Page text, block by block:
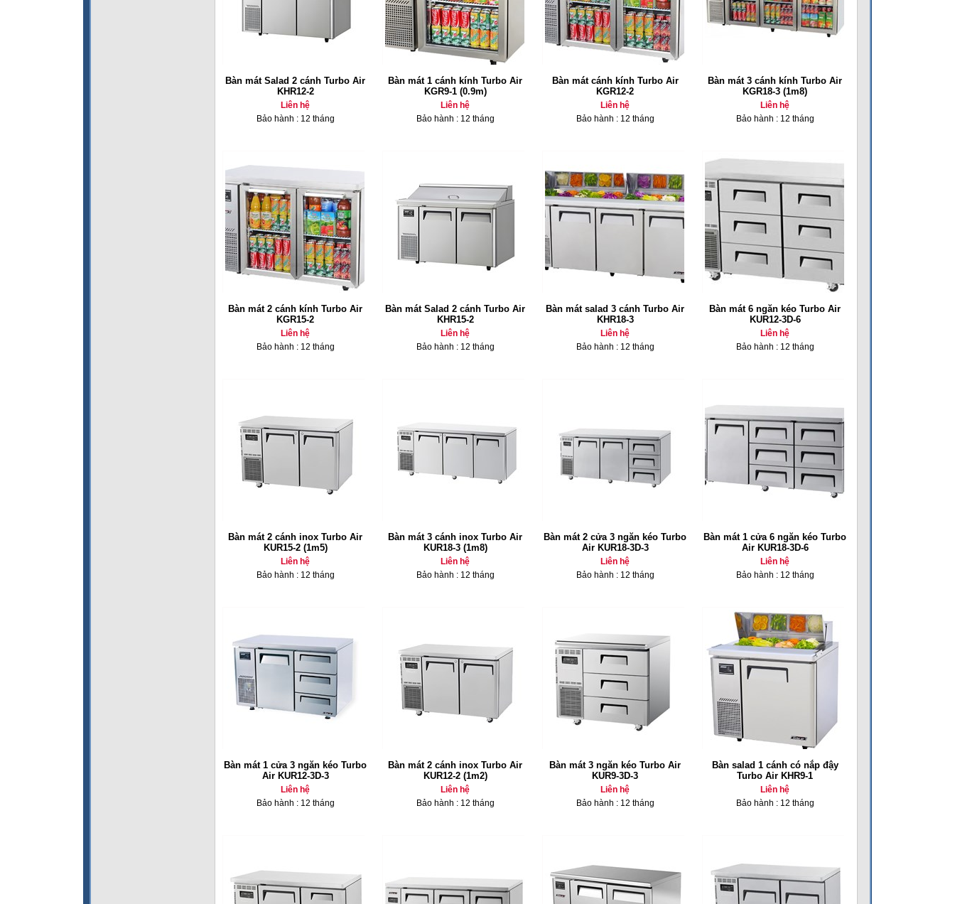
Bàn mát Salad 2 cánh Turbo Air
KHR12-2
Liên hệ
Bảo hành : 12 tháng
Bàn mát 1 cánh kính Turbo Air
KGR9-1 (0.9m)
Liên hệ
Bảo hành : 12 tháng
Bàn mát cánh kính Turbo Air
KGR12-2
Liên hệ
Bảo hành : 12 tháng
Bàn mát 3 cánh kính Turbo Air
KGR18-3 (1m8)
Liên hệ
Bảo hành : 12 tháng
Bàn mát 2 cánh kính Turbo Air
KGR15-2
Liên hệ
Bảo hành : 12 tháng
Bàn mát Salad 2 cánh Turbo Air
KHR15-2
Liên hệ
Bảo hành : 12 tháng
Bàn mát salad 3 cánh Turbo Air
KHR18-3
Liên hệ
Bảo hành : 12 tháng
Bàn mát 6 ngăn kéo Turbo Air
KUR12-3D-6
Liên hệ
Bảo hành : 12 tháng
Bàn mát 2 cánh inox Turbo Air
KUR15-2 (1m5)
Liên hệ
Bảo hành : 12 tháng
Bàn mát 3 cánh inox Turbo Air
KUR18-3 (1m8)
Liên hệ
Bảo hành : 12 tháng
Bàn mát 2 cửa 3 ngăn kéo Turbo
Air KUR18-3D-3
Liên hệ
Bảo hành : 12 tháng
Bàn mát 1 cửa 6 ngăn kéo Turbo
Air KUR18-3D-6
Liên hệ
Bảo hành : 12 tháng
Bàn mát 1 cửa 3 ngăn kéo Turbo
Air KUR12-3D-3
Liên hệ
Bảo hành : 12 tháng
Bàn mát 2 cánh inox Turbo Air
KUR12-2 (1m2)
Liên hệ
Bảo hành : 12 tháng
Bàn mát 3 ngăn kéo Turbo Air
KUR9-3D-3
Liên hệ
Bảo hành : 12 tháng
Bàn salad 1 cánh có nắp đậy
Turbo Air KHR9-1
Liên hệ
Bảo hành : 12 tháng